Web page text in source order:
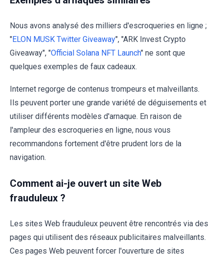
Nous avons analysé des milliers d'escroqueries en ligne ;
"ELON MUSK Twitter Giveaway", "ARK Invest Crypto
Giveaway", "Official Solana NFT Launch" ne sont que
quelques exemples de faux cadeaux.
Internet regorge de contenus trompeurs et malveillants.
Ils peuvent porter une grande variété de déguisements et
utiliser différents modèles d'arnaque. En raison de
l'ampleur des escroqueries en ligne, nous vous
recommandons fortement d'être prudent lors de la
navigation.
Comment ai-je ouvert un site Web
frauduleux ?
Les sites Web frauduleux peuvent être rencontrés via des
pages qui utilisent des réseaux publicitaires malveillants.
Ces pages Web peuvent forcer l'ouverture de sites